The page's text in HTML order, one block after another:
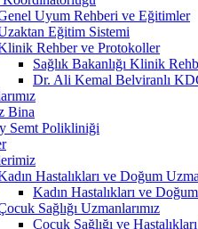
Uyum Rehberi ve Eğitimler
Eğitim Sistemi
Rehber ve Protokoller
Sağlık Bakanlığı Klinik
Dr. Ali Kemal Belviranlı
Bina
Semt Polikliniği
Hastalıkları ve Doğum
Kadın Hastalıkları ve
Sağlığı Uzmanlarımız
Çocuk Sağlığı ve